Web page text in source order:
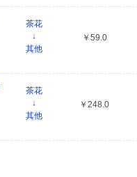
茶花
↓
其他
￥59.0
茶花
↓
其他
￥248.0